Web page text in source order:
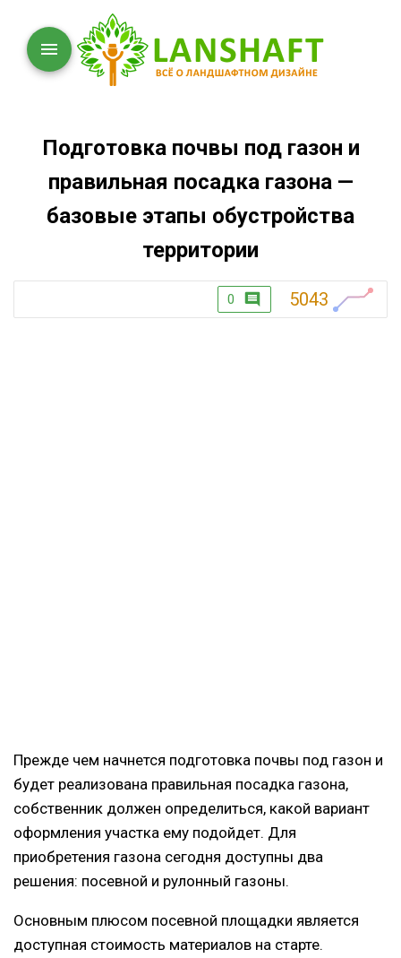
Подготовка почвы под газон и
правильная посадка газона —
базовые этапы обустройства
территории
0 5043
Прежде чем начнется подготовка почвы под газон и
будет реализована правильная посадка газона,
собственник должен определиться, какой вариант
оформления участка ему подойдет. Для
приобретения газона сегодня доступны два
решения: посевной и рулонный газоны.
Основным плюсом посевной площадки является
доступная стоимость материалов на старте.